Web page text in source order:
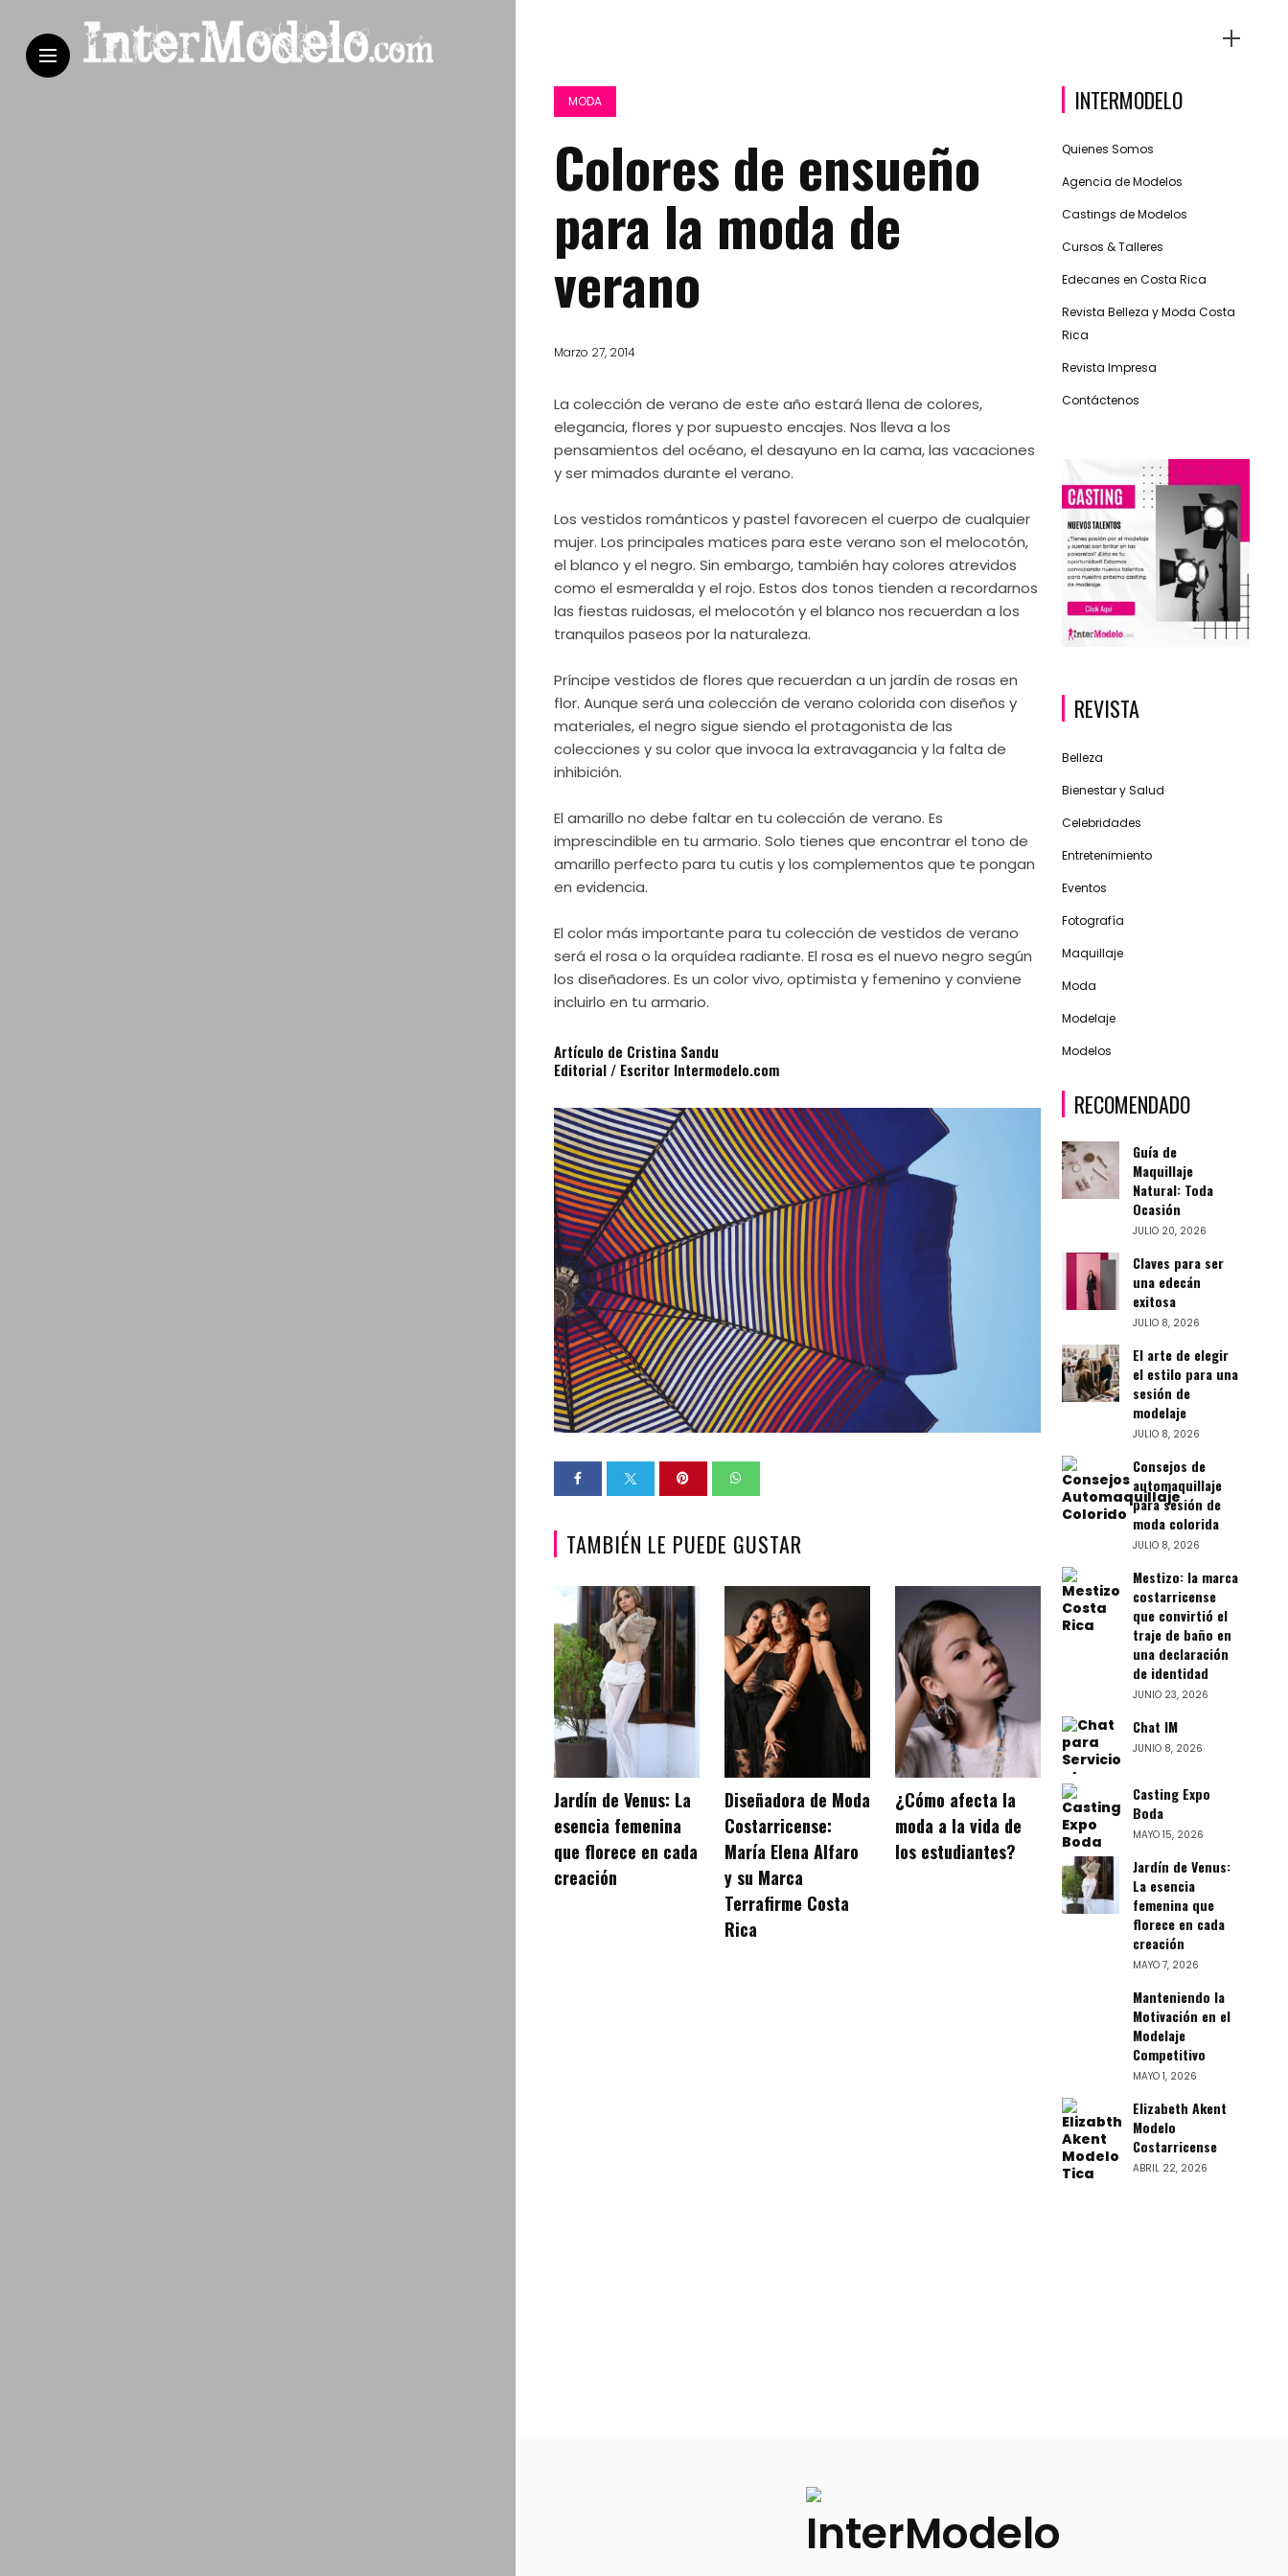
MODA
Colores de ensueño
para la moda de
verano
Marzo 27, 2014
La colección de verano de este año estará llena de colores,
elegancia, flores y por supuesto encajes. Nos lleva a los
pensamientos del océano, el desayuno en la cama, las vacaciones
y ser mimados durante el verano.
Los vestidos románticos y pastel favorecen el cuerpo de cualquier
mujer. Los principales matices para este verano son el melocotón,
el blanco y el negro. Sin embargo, también hay colores atrevidos
como el esmeralda y el rojo. Estos dos tonos tienden a recordarnos
las fiestas ruidosas, el melocotón y el blanco nos recuerdan a los
tranquilos paseos por la naturaleza.
Príncipe vestidos de flores que recuerdan a un jardín de rosas en
flor. Aunque será una colección de verano colorida con diseños y
materiales, el negro sigue siendo el protagonista de las
colecciones y su color que invoca la extravagancia y la falta de
inhibición.
El amarillo no debe faltar en tu colección de verano. Es
imprescindible en tu armario. Solo tienes que encontrar el tono de
amarillo perfecto para tu cutis y los complementos que te pongan
en evidencia.
El color más importante para tu colección de vestidos de verano
será el rosa o la orquídea radiante. El rosa es el nuevo negro según
los diseñadores. Es un color vivo, optimista y femenino y conviene
incluirlo en tu armario.
Artículo de Cristina Sandu
Editorial / Escritor Intermodelo.com
TAMBIÉN LE PUEDE GUSTAR
Jardín de Venus: La
esencia femenina
que florece en cada
creación
Diseñadora de Moda
Costarricense:
María Elena Alfaro
y su Marca
Terrafirme Costa
Rica
¿Cómo afecta la
moda a la vida de
los estudiantes?
INTERMODELO
Quienes Somos
Agencia de Modelos
Castings de Modelos
Cursos & Talleres
Edecanes en Costa Rica
Revista Belleza y Moda Costa
Rica
Revista Impresa
Contáctenos
REVISTA
Belleza
Bienestar y Salud
Celebridades
Entretenimiento
Eventos
Fotografía
Maquillaje
Moda
Modelaje
Modelos
RECOMENDADO
Guía de
Maquillaje
Natural: Toda
Ocasión
JULIO 20, 2026
Claves para ser
una edecán
exitosa
JULIO 8, 2026
El arte de elegir
el estilo para una
sesión de
modelaje
JULIO 8, 2026
Consejos de
automaquillaje
para sesión de
moda colorida
JULIO 8, 2026
Mestizo: la marca
costarricense
que convirtió el
traje de baño en
una declaración
de identidad
JUNIO 23, 2026
Chat IM
JUNIO 8, 2026
Casting Expo
Boda
MAYO 15, 2026
Jardín de Venus:
La esencia
femenina que
florece en cada
creación
MAYO 7, 2026
Manteniendo la
Motivación en el
Modelaje
Competitivo
MAYO 1, 2026
Elizabeth Akent
Modelo
Costarricense
ABRIL 22, 2026